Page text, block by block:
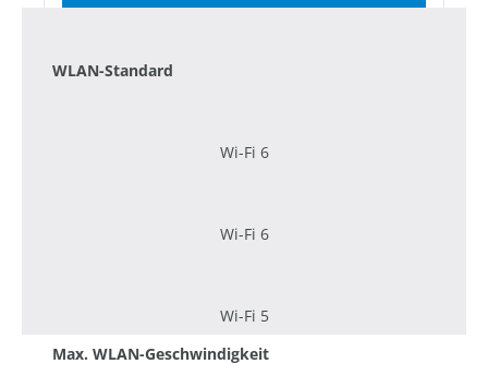
WLAN-Standard
Wi-Fi 6
Wi-Fi 6
Wi-Fi 5
Max. WLAN-Geschwindigkeit